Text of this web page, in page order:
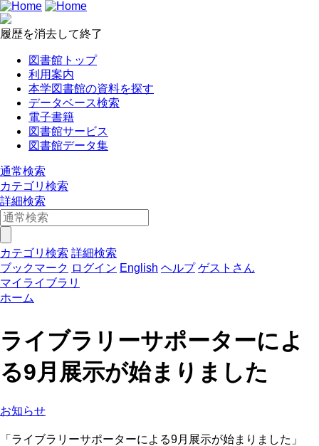
履歴を消去して終了
図書館トップ
利用案内
本学図書館の資料を探す
データベース検索
電子書籍
図書館サービス
図書館データ集
通常検索
カテゴリ検索
詳細検索
カテゴリ検索 詳細検索
ブックマーク ログイン English ヘルプ ゲストさん
マイライブラリ
ホーム
ライブラリーサポーターによ
る9月展示が始まりました
お知らせ
「ライブラリーサポーターによる9月展示が始まりました」